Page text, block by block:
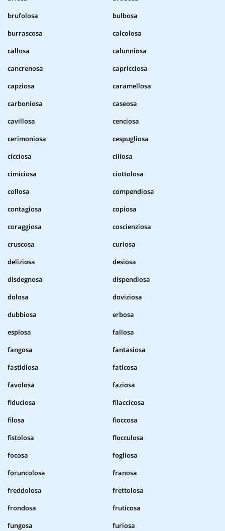
brufolosa
bulbosa
burrascosa
calcolosa
callosa
calunniosa
cancrenosa
capricciosa
capziosa
caramellosa
carboniosa
caseosa
cavillosa
cenciosa
cerimoniosa
cespugliosa
cicciosa
ciliosa
cimiciosa
ciottolosa
collosa
compendiosa
contagiosa
copiosa
coraggiosa
coscienziosa
cruscosa
curiosa
deliziosa
desiosa
disdegnosa
dispendiosa
dolosa
doviziosa
dubbiosa
erbosa
esplosa
fallosa
fangosa
fantasiosa
fastidiosa
faticosa
favolosa
faziosa
fiduciosa
filaccicosa
filosa
fioccosa
fistolosa
flocculosa
focosa
fogliosa
foruncolosa
franosa
freddolosa
frettolosa
frondosa
fruticosa
fungosa
furiosa